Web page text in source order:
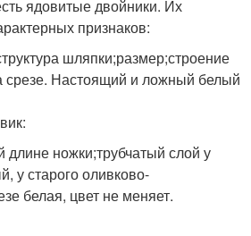
ядовитые двойники. Их
признаков:
шляпки;размер;строение
срезе. Настоящий и ложный белый
длине ножки;трубчатый слой у
у старого оливково-
белая, цвет не меняет.